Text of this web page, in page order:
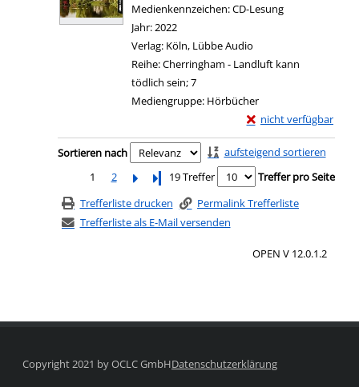
Medienkennzeichen:CD-Lesung
Jahr:2022
Verlag: Köln, Lübbe Audio
Reihe:Cherringham - Landluft kann
tödlich sein; 7
Mediengruppe: Hörbücher
nicht verfügbar
Exemplar-Details von
Zum Download von
Zu den Suchfiltern springen
Sortieren nach
aufsteigend sortieren
1
2 Letzte Seite
19 Treffer
Treffer pro Seite
Trefferliste drucken
Permalink Trefferliste
Trefferliste als E-Mail versenden
OPEN V 12.0.1.2
Copyright 2021 by OCLC GmbHDatenschutzerklärung